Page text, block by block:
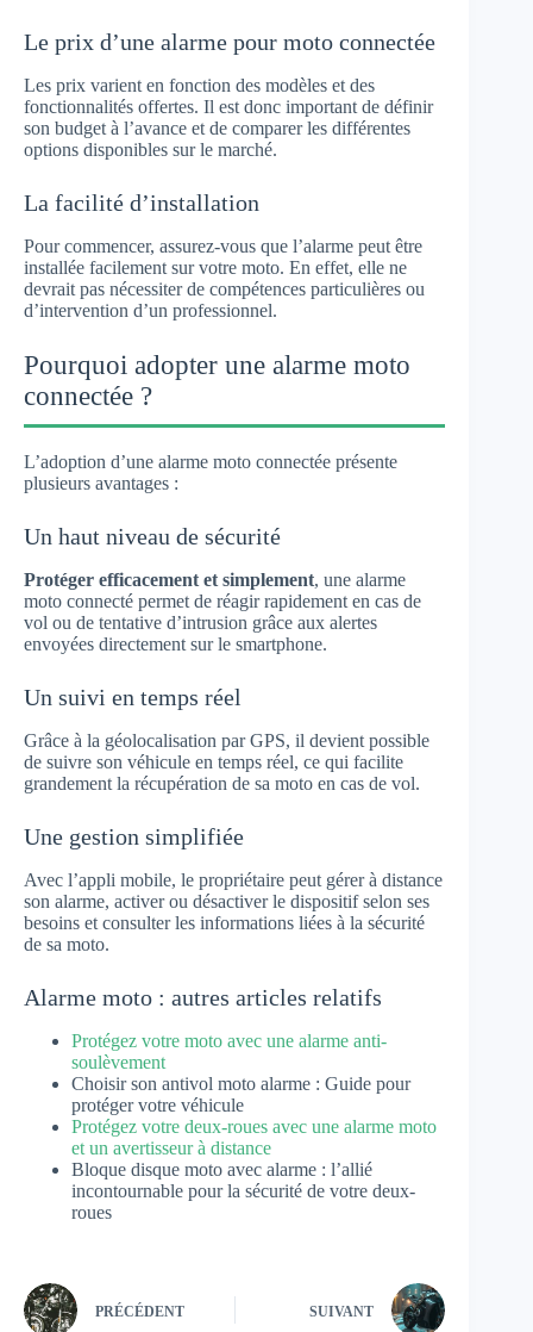
Le prix d’une alarme pour moto connectée
Les prix varient en fonction des modèles et des
fonctionnalités offertes. Il est donc important de définir
son budget à l’avance et de comparer les différentes
options disponibles sur le marché.
La facilité d’installation
Pour commencer, assurez-vous que l’alarme peut être
installée facilement sur votre moto. En effet, elle ne
devrait pas nécessiter de compétences particulières ou
d’intervention d’un professionnel.
Pourquoi adopter une alarme moto
connectée ?
L’adoption d’une alarme moto connectée présente
plusieurs avantages :
Un haut niveau de sécurité
Protéger efficacement et simplement, une alarme
moto connecté permet de réagir rapidement en cas de
vol ou de tentative d’intrusion grâce aux alertes
envoyées directement sur le smartphone.
Un suivi en temps réel
Grâce à la géolocalisation par GPS, il devient possible
de suivre son véhicule en temps réel, ce qui facilite
grandement la récupération de sa moto en cas de vol.
Une gestion simplifiée
Avec l’appli mobile, le propriétaire peut gérer à distance
son alarme, activer ou désactiver le dispositif selon ses
besoins et consulter les informations liées à la sécurité
de sa moto.
Alarme moto : autres articles relatifs
Protégez votre moto avec une alarme anti-
soulèvement
Choisir son antivol moto alarme : Guide pour
protéger votre véhicule
Protégez votre deux-roues avec une alarme moto
et un avertisseur à distance
Bloque disque moto avec alarme : l’allié
incontournable pour la sécurité de votre deux-
roues
PRÉCÉDENT SUIVANT